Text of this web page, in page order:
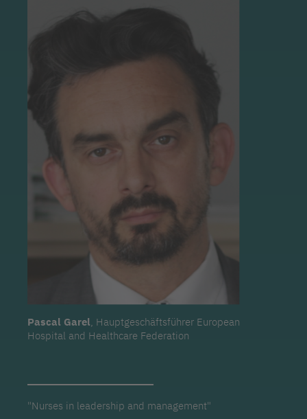
Pascal Garel, Hauptgeschäftsführer European
Hospital and Healthcare Federation
"Nurses in leadership and management"